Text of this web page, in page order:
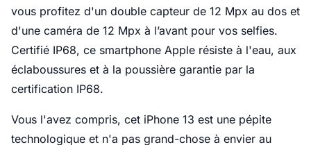
vous profitez d'un double capteur de 12 Mpx au dos et
d'une caméra de 12 Mpx à l’avant pour vos selfies.
Certifié IP68, ce smartphone Apple résiste à l'eau, aux
éclaboussures et à la poussière garantie par la
certification IP68.
Vous l'avez compris, cet iPhone 13 est une pépite
technologique et n'a pas grand-chose à envier au